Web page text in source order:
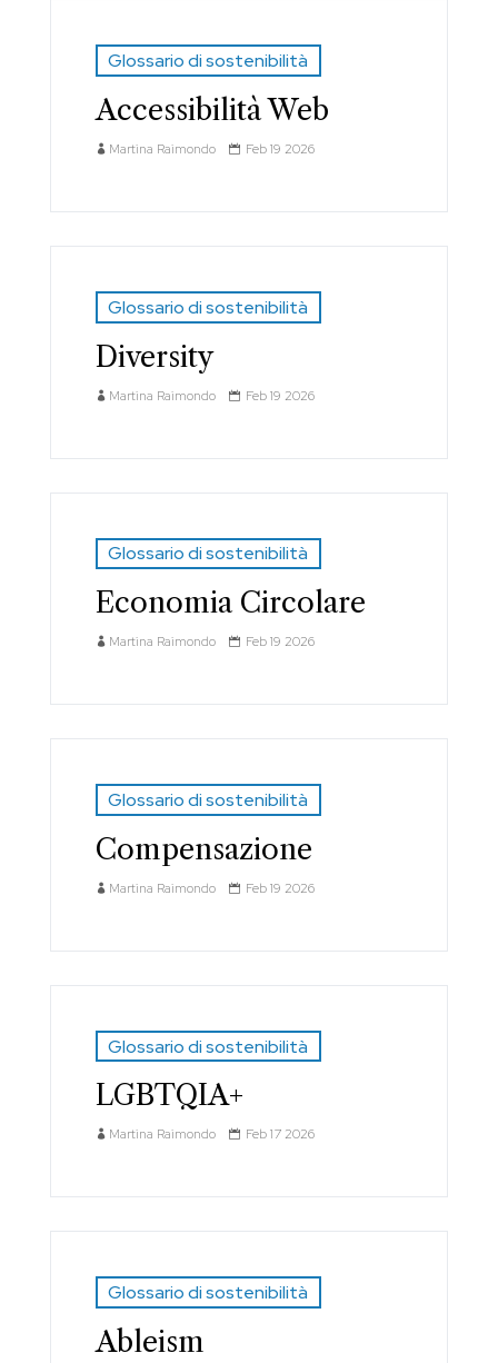
Glossario di sostenibilità
Accessibilità Web
Martina Raimondo Feb 19 2026
Glossario di sostenibilità
Diversity
Martina Raimondo Feb 19 2026
Glossario di sostenibilità
Economia Circolare
Martina Raimondo Feb 19 2026
Glossario di sostenibilità
Compensazione
Martina Raimondo Feb 19 2026
Glossario di sostenibilità
LGBTQIA+
Martina Raimondo Feb 17 2026
Glossario di sostenibilità
Ableism